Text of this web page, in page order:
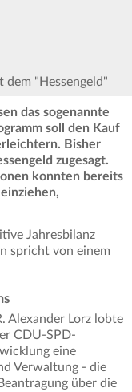
dem "Hessengeld"
das sogenannte
soll den Kauf
Bisher
zugesagt.
konnten bereits
Jahresbilanz
spricht von einem
Alexander Lorz lobte
CDU-SPD-
eine
Verwaltung - die
über die